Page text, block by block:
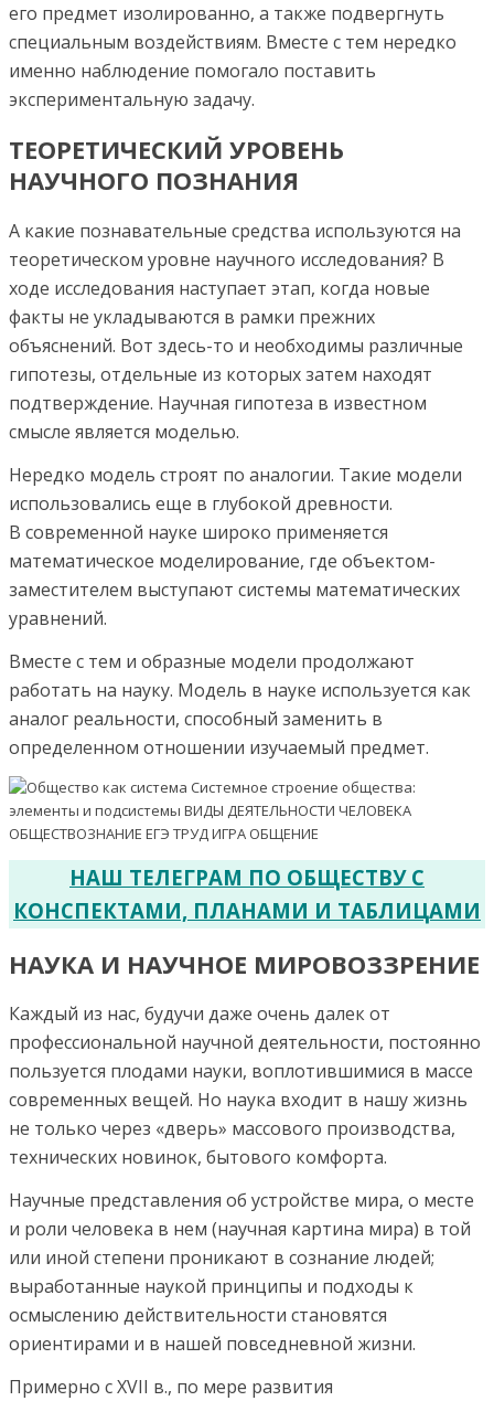
его предмет изолированно, а также подвергнуть
специальным воздействиям. Вместе с тем нередко
именно наблюдение помогало поставить
экспериментальную задачу.
ТЕОРЕТИЧЕСКИЙ УРОВЕНЬ
НАУЧНОГО ПОЗНАНИЯ
А какие познавательные средства используются на
теоретическом уровне научного исследования? В
ходе исследования наступает этап, когда новые
факты не укладываются в рамки прежних
объяснений. Вот здесь-то и необходимы различные
гипотезы, отдельные из которых затем находят
подтверждение. Научная гипотеза в известном
смысле является моделью.
Нередко модель строят по аналогии. Такие модели
использовались еще в глубокой древности.
В современной науке широко применяется
математическое моделирование, где объектом-
заместителем выступают системы математических
уравнений.
Вместе с тем и образные модели продолжают
работать на науку. Модель в науке используется как
аналог реальности, способный заменить в
определенном отношении изучаемый предмет.
НАШ ТЕЛЕГРАМ ПО ОБЩЕСТВУ С
КОНСПЕКТАМИ, ПЛАНАМИ И ТАБЛИЦАМИ
НАУКА И НАУЧНОЕ МИРОВОЗЗРЕНИЕ
Каждый из нас, будучи даже очень далек от
профессиональной научной деятельности, постоянно
пользуется плодами науки, воплотившимися в массе
современных вещей. Но наука входит в нашу жизнь
не только через «дверь» массового производства,
технических новинок, бытового комфорта.
Научные представления об устройстве мира, о месте
и роли человека в нем (научная картина мира) в той
или иной степени проникают в сознание людей;
выработанные наукой принципы и подходы к
осмыслению действительности становятся
ориентирами и в нашей повседневной жизни.
Примерно с XVII в., по мере развития